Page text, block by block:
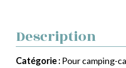
Description
Catégorie : Pour camping-